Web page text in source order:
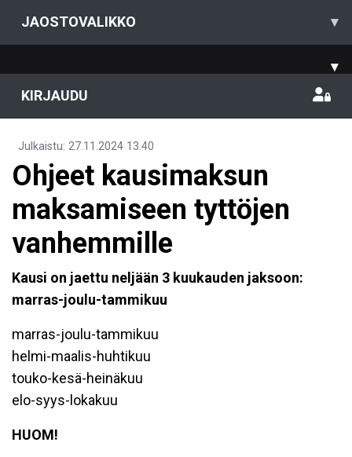
JAOSTOVALIKKO ▾
▾
KIRJAUDU
Julkaistu: 27.11.2024 13.40
Ohjeet kausimaksun
maksamiseen tyttöjen
vanhemmille
Kausi on jaettu neljään 3 kuukauden jaksoon:
marras-joulu-tammikuu
marras-joulu-tammikuu
helmi-maalis-huhtikuu
touko-kesä-heinäkuu
elo-syys-lokakuu
HUOM!